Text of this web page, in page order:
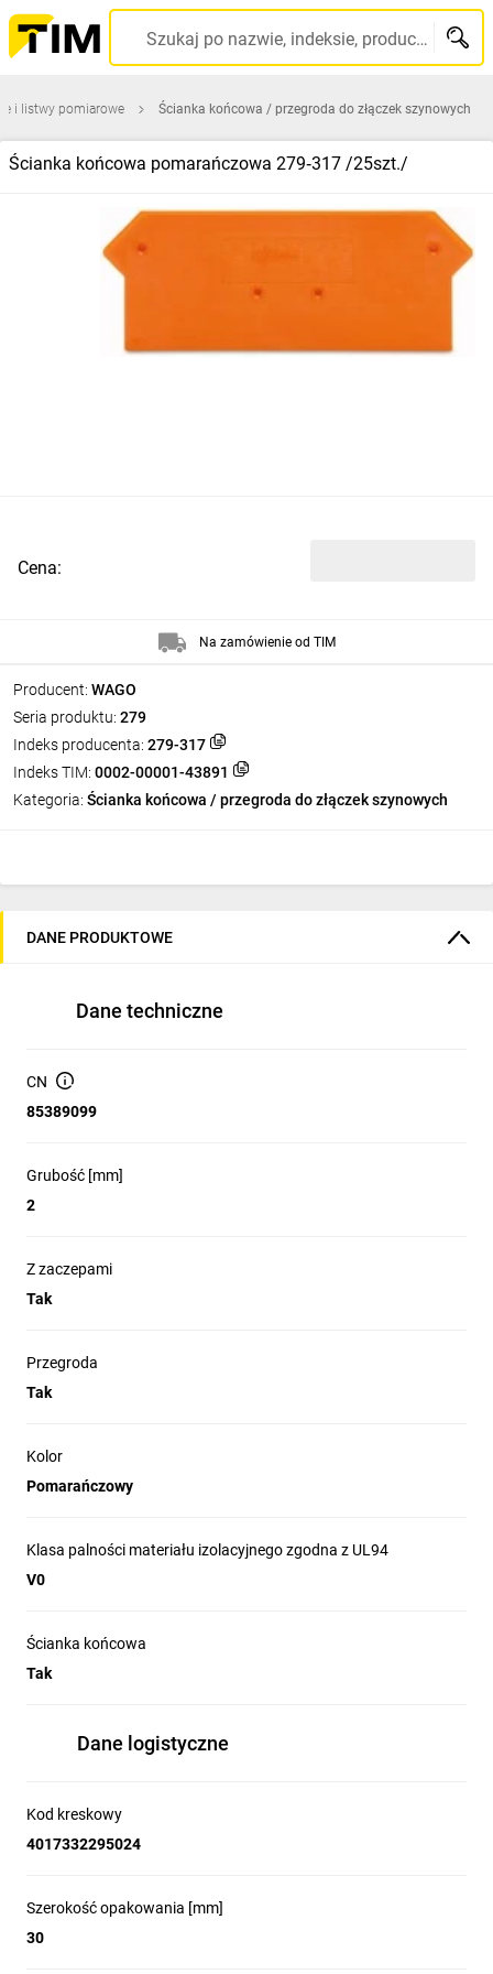
Szukaj po nazwie, indeksie, producencie, kodzie kreskowym...
i listwy pomiarowe Ścianka końcowa / przegroda do złączek szynowych
Ścianka końcowa pomarańczowa 279‑317 /25szt./
Producent: WAGO
Seria produktu: 279
Indeks producenta: 279-317
Indeks TIM: 0002-00001-43891
Kategoria: Ścianka końcowa / przegroda do złączek szynowych
Cena:
Na zamówienie od TIM
DANE PRODUKTOWE
Dane techniczne
CN
85389099
Grubość [mm]
2
Z zaczepami
Tak
Przegroda
Tak
Kolor
Pomarańczowy
Klasa palności materiału izolacyjnego zgodna z UL94
V0
Ścianka końcowa
Tak
Dane logistyczne
Kod kreskowy
4017332295024
Szerokość opakowania [mm]
30